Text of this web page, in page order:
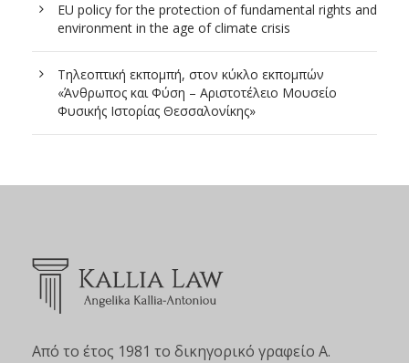
EU policy for the protection of fundamental rights and
environment in the age of climate crisis
Τηλεοπτική εκπομπή, στον κύκλο εκπομπών
«Άνθρωπος και Φύση – Αριστοτέλειο Μουσείο
Φυσικής Ιστορίας Θεσσαλονίκης»
Από το έτος 1981 το δικηγορικό γραφείο Α.